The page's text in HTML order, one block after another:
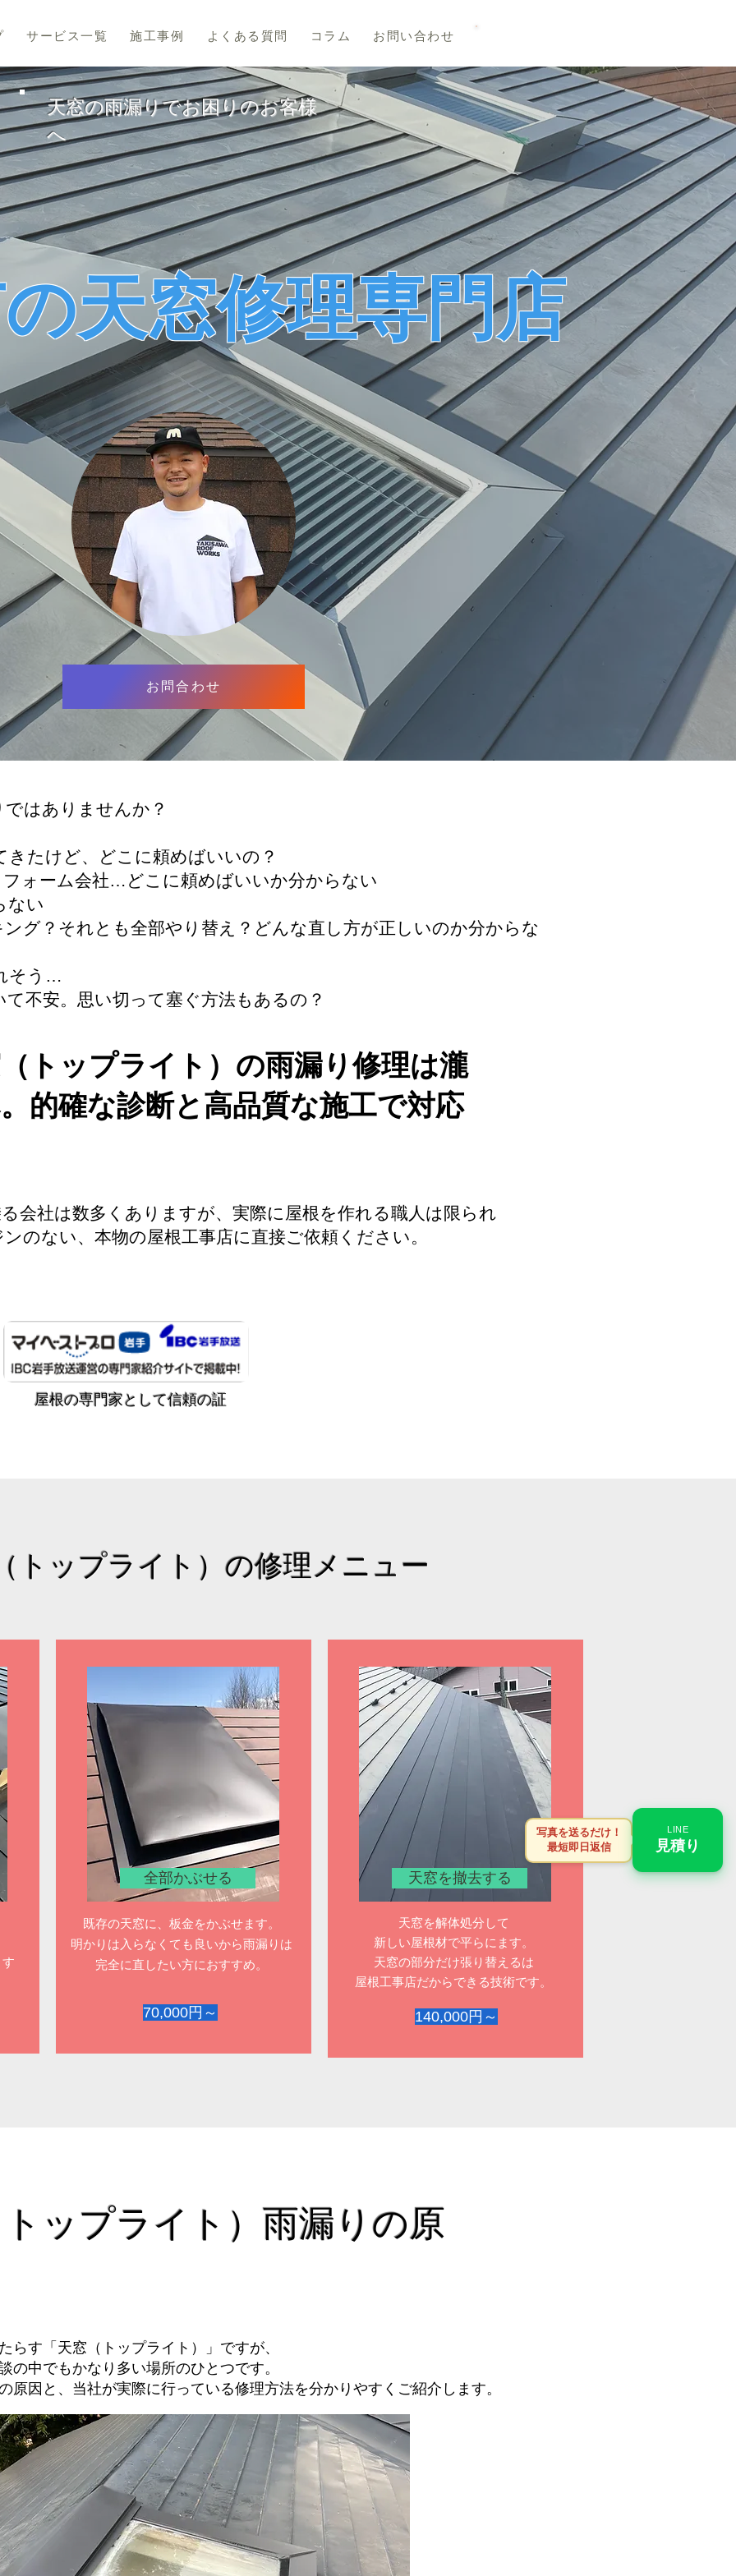
サービス一覧 施工事例 よくある質問 コラム お問い合わせ
天窓の雨漏りでお困りのお客様
へ
天窓修理専門店
お問合わせ
はありませんか？
たけど、どこに頼めばいいの？
ォーム会社…どこに頼めばいいか分からない
ない
グ？それとも全部やり替え？どんな直し方が正しいのか分からな
そう…
不安。思い切って塞ぐ方法もあるの？
トップライト）の雨漏り修理は瀧
的確な診断と高品質な施工で対応
会社は数多くありますが、実際に屋根を作れる職人は限られ
のない、本物の屋根工事店に直接ご依頼ください。
​屋根の専門家として信頼の証
トップライト）の修理メニュー
全部かぶせる
既存の天窓に、板金をかぶせます。
​明かりは入らなくても良いから雨漏りは
完全に直したい方におすすめ。
70,000円～
天窓を撤去する
天窓を解体処分して
新しい屋根材で平らにます。
天窓の部分だけ張り替えるは
​屋根工事店だからできる技術です。
140,000円～
ップライト）雨漏りの原
らす「天窓（トップライト）」ですが、
の中でもかなり多い場所のひとつです。
原因と、当社が実際に行っている修理方法を分かりやすくご紹介します。
写真を送るだけ！
最短即日返信
LINE
見積り